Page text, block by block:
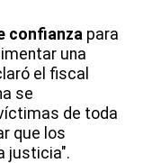
confianza para
una
el fiscal
se
de toda
que los
justicia".